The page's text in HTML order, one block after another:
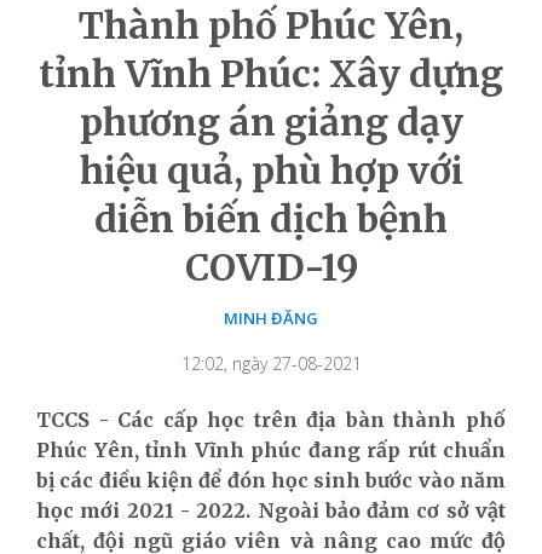
Thành phố Phúc Yên,
tỉnh Vĩnh Phúc: Xây dựng
phương án giảng dạy
hiệu quả, phù hợp với
diễn biến dịch bệnh
COVID-19
MINH ĐĂNG
12:02, ngày 27-08-2021
TCCS - Các cấp học trên địa bàn thành phố
Phúc Yên, tỉnh Vĩnh phúc đang rấp rút chuẩn
bị các điều kiện để đón học sinh bước vào năm
học mới 2021 - 2022. Ngoài bảo đảm cơ sở vật
chất, đội ngũ giáo viên và nâng cao mức độ